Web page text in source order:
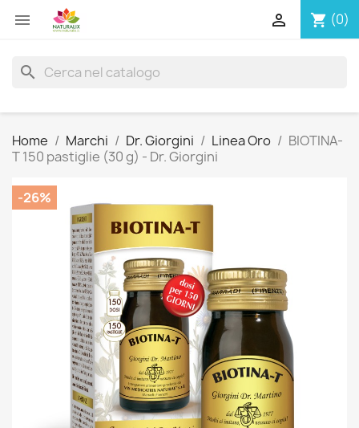
 shopping_cart (0)

search
Home Marchi Dr. Giorgini Linea Oro
BIOTINA-
T 150 pastiglie (30 g) - Dr. Giorgini
-26%